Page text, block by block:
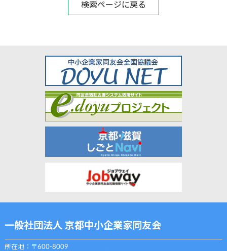
検索ページに戻る
一般社団法人 京都中小企業家同友会
所在地：〒600-8009